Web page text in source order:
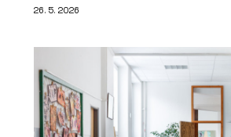
26. 5. 2026